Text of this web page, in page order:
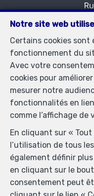
Notre site web
Certains cookies sont
fonctionnement du
Avec votre
cookies pour
mesurer notre
fonctionnalités en
comme l’affichage de
En cliquant sur «
l’utilisation de tous
également définir
en cliquant sur le
consentement peut
Agent immobilier
Belgique - N°
Instance de contrôle:
immobiliers, rue du
(+32 2 505 38 50 -
RC professionnelle et
SA, Place du
730.390.160.